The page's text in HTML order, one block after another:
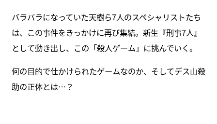
バラバラになっていた天樹ら7人のスペシャリストたち
は、この事件をきっかけに再び集結。新生『刑事7人』
として動き出し、この「殺人ゲーム」に挑んでいく。
何の目的で仕かけられたゲームなのか、そしてデス山殺
助の正体とは…？